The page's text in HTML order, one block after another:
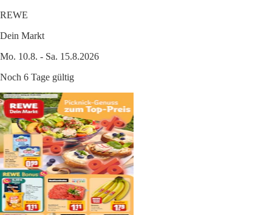
REWE
Dein Markt
Mo. 10.8. - Sa. 15.8.2026
Noch 6 Tage gültig